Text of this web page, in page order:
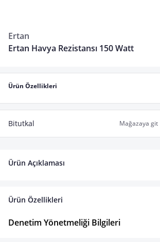
Ertan
Ertan Havya Rezistansı 150 Watt
Ürün Özellikleri
Bitutkal Mağazaya git
Ürün Açıklaması
Ürün Özellikleri
Denetim Yönetmeliği Bilgileri